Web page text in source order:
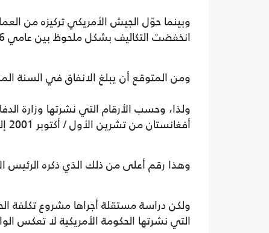
وبينما حوّل الجيش الأمريكي تركيزه من
انخفضت التكاليف بشكل ملحوظ بين عامي 2016 و2018، إذ بلغ الانفاق السنوي نحو 40 مليار دولار.
ومن المتوقع أن يبلغ الانفاق في السنة المنتهية في آذار /
ولذا، وحسب الأرقام التي نشرتها وزارة
أفغانستان من تشرين الأول / أكتوبر 2001 إلى آذار / مارس 2019 نحو 760 مليار دولار.
وهذا رقم أعلى من ذلك الذي ذكره الرئيس
ولكن دراسة مستقلة أجراها مشروع تكلفة
التي نشرتها الحكومة الأمريكية لا تعكس